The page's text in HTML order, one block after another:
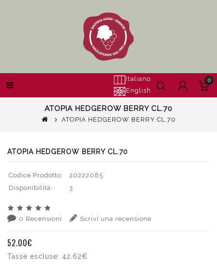
Italiano
English
0
ATOPIA HEDGEROW BERRY CL.70
ATOPIA HEDGEROW BERRY CL.70
ATOPIA HEDGEROW BERRY CL.70
Codice Prodotto:
20222085
Disponibilità:
3
0 Recensioni Scrivi una recensione
52.00€
Tasse escluse: 42.62€